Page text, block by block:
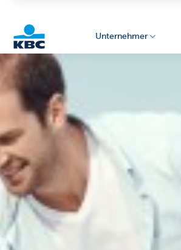
Unternehmer
Unternehmer